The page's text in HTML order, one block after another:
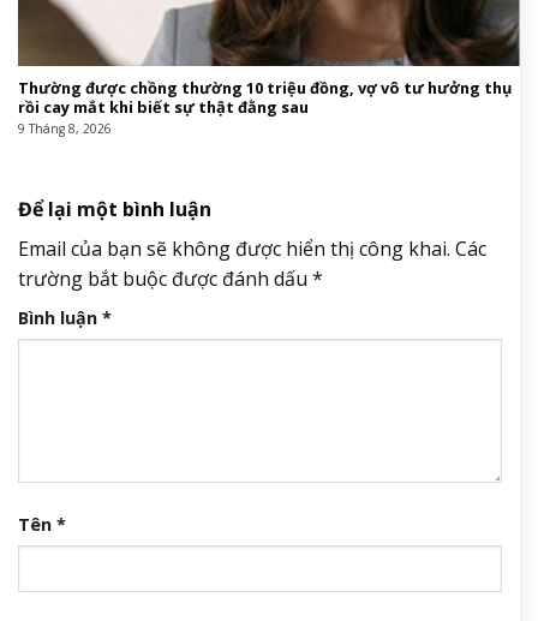
Thường được chồng thường 10 triệu đồng, vợ vô tư hưởng thụ
rồi cay mắt khi biết sự thật đằng sau
9 Tháng 8, 2026
Để lại một bình luận
Email của bạn sẽ không được hiển thị công khai. Các
trường bắt buộc được đánh dấu *
Bình luận *
Tên *